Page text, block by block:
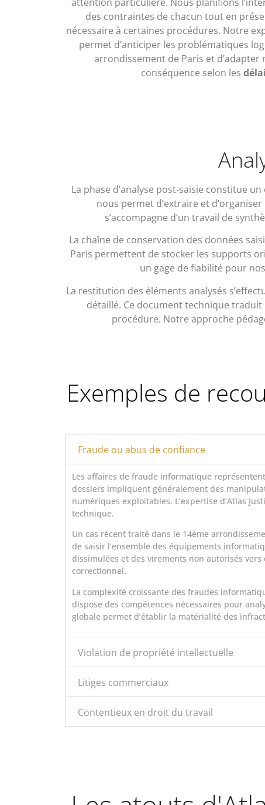
attention particulière. Nous planifions
des contraintes de chacun tout en
nécessaire à certaines procédures. Notre
permet d’anticiper les problématiques
arrondissement de Paris et
conséquence selon les
La phase d’analyse post-saisie constitue
nous permet d’extraire et
s’accompagne d’un travail de
La chaîne de conservation des données
Paris permettent de stocker les supports
un gage de fiabilité pour
La restitution des éléments analysés
détaillé. Ce document technique
procédure. Notre approche
Exemples de
Fraude ou abus de confiance
Les affaires de fraude informatique
dossiers impliquent généralement des
numériques exploitables. L’expertise d’Atlas
technique.
Un cas récent traité dans le 14ème
de saisir l’ensemble des équipements
dissimulées et des virements non autorisés
correctionnel.
La complexité croissante des fraudes
dispose des compétences nécessaires pour
globale permet d’établir la matérialité des
Violation de propriété intellectuelle
Litiges commerciaux
Contentieux en droit du travail